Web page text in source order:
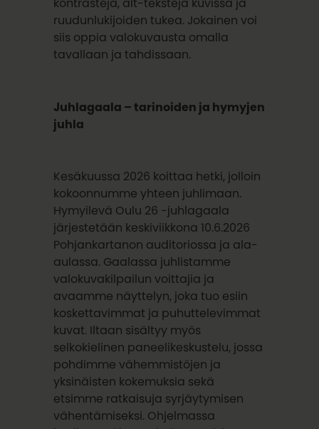
kontrasteja, alt-tekstejä kuvissa ja
ruudunlukijoiden tukea. Jokainen voi
siis oppia valokuvausta omalla
tavallaan ja tahdissaan.
Juhlagaala – tarinoiden ja hymyjen
juhla
Kesäkuussa 2026 koittaa hetki, jolloin
kokoonnumme yhteen juhlimaan.
Hymyilevä Oulu 26 -juhlagaala
järjestetään keskiviikkona 10.6.2026
Pohjankartanon auditoriossa ja ala-
aulassa. Gaalassa juhlistamme
valokuvakilpailun voittajia ja
avaamme näyttelyn, joka tuo esiin
koskettavimmat ja puhuttelevimmat
kuvat. Iltaan sisältyy myös
selkokielinen paneelikeskustelu, jossa
pohdimme vähemmistöjen ja
yksinäisten kokemuksia sekä
etsimme ratkaisuja syrjäytymisen
vähentämiseksi. Ohjelmassa